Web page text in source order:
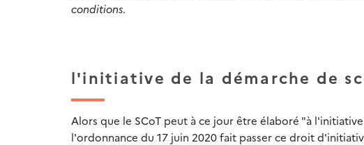
conditions.
l'initiative de la démarche de
Alors que le SCoT peut à ce jour être élaboré "à
l'ordonnance du 17 juin 2020 fait passer ce droit